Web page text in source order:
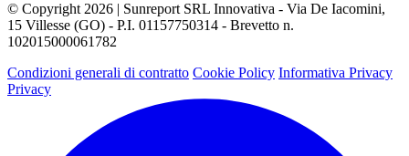
© Copyright 2026 | Sunreport SRL Innovativa - Via De Iacomini,
15 Villesse (GO) - P.I. 01157750314 - Brevetto n.
102015000061782
Condizioni generali di contratto Cookie Policy Informativa Privacy
Privacy